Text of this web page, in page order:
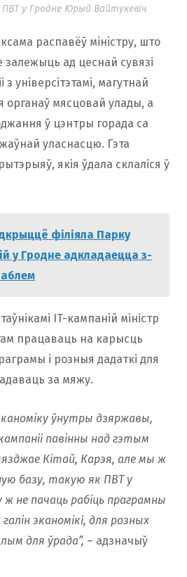
у Гродне Юрый Вайтукевiч
распавёў мiнiстру, што
залежыць ад цеснай сувязі
універсітэтамі, магутнай
органаў мясцовай улады, а
ў цэнтры горада са
уласнасцю. Гэта
якія ўдала склаліся ў
філіяла Парку
у Гродне адкладаецца з-
IT-кампаній міністр
працаваць на карысць
і розныя дадаткі для
за мяжу.
ўнутры дзяржавы,
павiнны над гэтым
Кітай, Карэя, але мы ж
базу, такую як ПВТ у
ж не пачаць рабіць праграмны
эканомікі, для розных
для ўрада”, – адзначыў